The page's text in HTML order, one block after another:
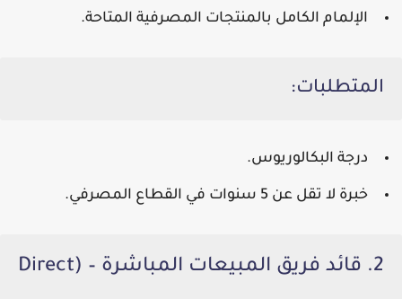
الإلمام الكامل بالمنتجات المصرفية المتاحة.
المتطلبات:
درجة البكالوريوس.
خبرة لا تقل عن 5 سنوات في القطاع المصرفي.
2. قائد فريق المبيعات المباشرة – (Direct